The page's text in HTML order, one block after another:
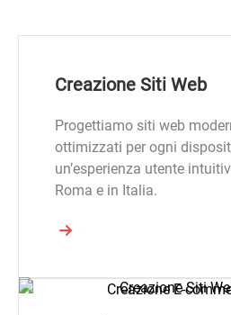
Creazione Siti Web
Progettiamo siti web
ottimizzati per ogni
un’esperienza utente
Roma e in Italia.